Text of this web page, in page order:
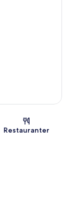
Restauranter